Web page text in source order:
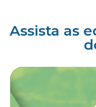
Assista as